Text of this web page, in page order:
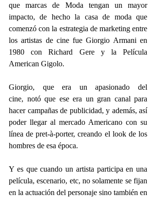
que marcas de Moda tengan un mayor
impacto, de hecho la casa de moda que
comenzó con la estrategia de marketing entre
los artistas de cine fue Giorgio Armani en
1980 con Richard Gere y la Película
American Gigolo.
Giorgio, que era un apasionado del
cine, notó que ese era un gran canal para
hacer campañas de publicidad, y además, así
poder llegar al mercado Americano con su
línea de pret-à-porter, creando el look de los
hombres de esa época.
Y es que cuando un artista participa en una
película, escenario, etc, no solamente se fijan
en la actuación del personaje sino también en